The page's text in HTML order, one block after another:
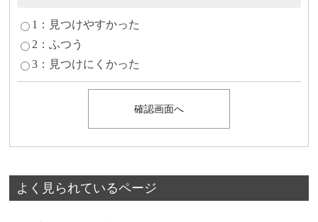
1：見つけやすかった
2：ふつう
3：見つけにくかった
よく見られているページ